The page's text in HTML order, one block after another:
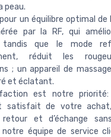
peau.
un équilibre optimal
par la RF, qui
tandis que le mode
réduit les
; un appareil de
et éclatant.
est notre
satisfait de votre
et d’échange
notre équipe de service